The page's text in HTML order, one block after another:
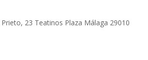
23 Teatinos Plaza Málaga 29010